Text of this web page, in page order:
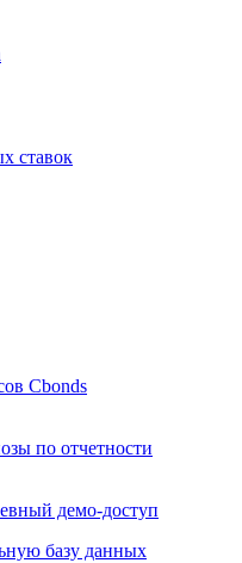
ставок
Cbonds
по отчетности
демо-доступ
базу данных